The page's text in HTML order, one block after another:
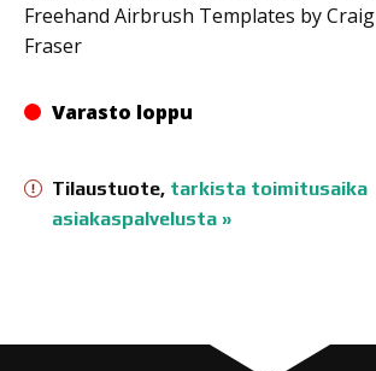
Freehand Airbrush Templates by Craig
Fraser
Varasto loppu
Tilaustuote, tarkista toimitusaika
asiakaspalvelusta »